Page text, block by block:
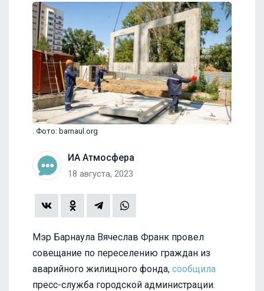
. Фото: barnaul.org
ИА Атмосфера
18 августа, 2023
Мэр Барнаула Вячеслав Франк провел
совещание по переселению граждан из
аварийного жилищного фонда, сообщила
пресс-служба городской администрации.